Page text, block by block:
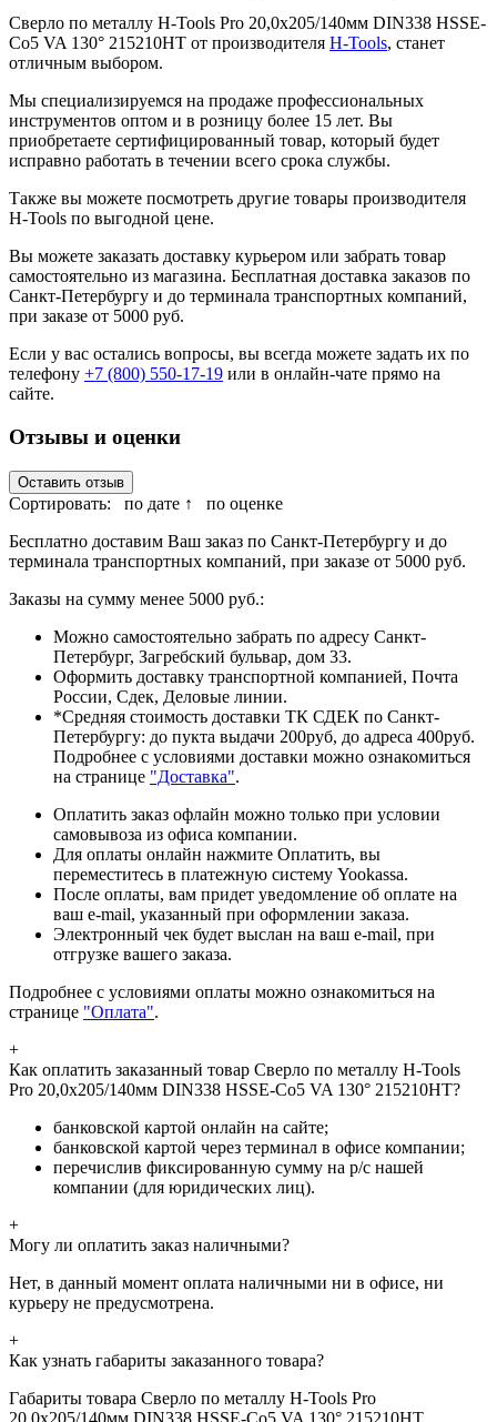
Сверло по металлу H-Tools Pro 20,0x205/140мм DIN338 HSSE-
Co5 VA 130° 215210HT от производителя H-Tools, станет
отличным выбором.
Мы специализируемся на продаже профессиональных
инструментов оптом и в розницу более 15 лет. Вы
приобретаете сертифицированный товар, который будет
исправно работать в течении всего срока службы.
Также вы можете посмотреть другие товары производителя
H-Tools по выгодной цене.
Вы можете заказать доставку курьером или забрать товар
самостоятельно из магазина. Бесплатная доставка заказов по
Санкт-Петербургу и до терминала транспортных компаний,
при заказе от 5000 руб.
Если у вас остались вопросы, вы всегда можете задать их по
телефону +7 (800) 550-17-19 или в онлайн-чате прямо на
сайте.
Отзывы и оценки
Оставить отзыв
Сортировать: по дате ↑
по оценке
Бесплатно доставим Ваш заказ по Санкт-Петербургу и до
терминала транспортных компаний, при заказе от 5000 руб.
Заказы на сумму менее 5000 руб.:
Можно самостоятельно забрать по адресу Санкт-
Петербург, Загребский бульвар, дом 33.
Оформить доставку транспортной компанией, Почта
России, Сдек, Деловые линии.
*Средняя стоимость доставки ТК СДЕК по Санкт-
Петербургу: до пукта выдачи 200руб, до адреса 400руб.
Подробнее с условиями доставки можно ознакомиться
на странице "Доставка".
Оплатить заказ офлайн можно только при условии
самовывоза из офиса компании.
Для оплаты онлайн нажмите Оплатить, вы
переместитесь в платежную систему Yookassa.
После оплаты, вам придет уведомление об оплате на
ваш e-mail, указанный при оформлении заказа.
Электронный чек будет выслан на ваш e-mail, при
отгрузке вашего заказа.
Подробнее с условиями оплаты можно ознакомиться на
странице "Оплата".
+
Как оплатить заказанный товар Сверло по металлу H-Tools
Pro 20,0x205/140мм DIN338 HSSE-Co5 VA 130° 215210HT?
банковской картой онлайн на сайте;
банковской картой через терминал в офисе компании;
перечислив фиксированную сумму на р/с нашей
компании (для юридических лиц).
+
Могу ли оплатить заказ наличными?
Нет, в данный момент оплата наличными ни в офисе, ни
курьеру не предусмотрена.
+
Как узнать габариты заказанного товара?
Габариты товара Сверло по металлу H-Tools Pro
20,0x205/140мм DIN338 HSSE-Co5 VA 130° 215210HT